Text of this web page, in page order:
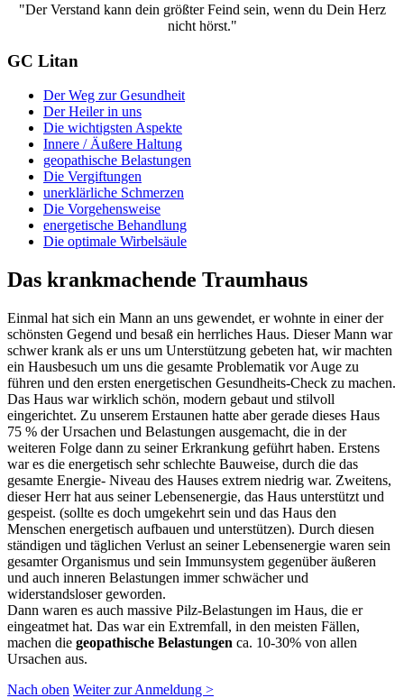
"Der Verstand kann dein größter Feind sein, wenn du Dein Herz
nicht hörst."
GC Litan
Der Weg zur Gesundheit
Der Heiler in uns
Die wichtigsten Aspekte
Innere / Äußere Haltung
geopathische Belastungen
Die Vergiftungen
unerklärliche Schmerzen
Die Vorgehensweise
energetische Behandlung
Die optimale Wirbelsäule
Das krankmachende Traumhaus
Einmal hat sich ein Mann an uns gewendet, er wohnte in einer der
schönsten Gegend und besaß ein herrliches Haus. Dieser Mann war
schwer krank als er uns um Unterstützung gebeten hat, wir machten
ein Hausbesuch um uns die gesamte Problematik vor Auge zu
führen und den ersten energetischen Gesundheits-Check zu machen.
Das Haus war wirklich schön, modern gebaut und stilvoll
eingerichtet. Zu unserem Erstaunen hatte aber gerade dieses Haus
75 % der Ursachen und Belastungen ausgemacht, die in der
weiteren Folge dann zu seiner Erkrankung geführt haben. Erstens
war es die energetisch sehr schlechte Bauweise, durch die das
gesamte Energie- Niveau des Hauses extrem niedrig war. Zweitens,
dieser Herr hat aus seiner Lebensenergie, das Haus unterstützt und
gespeist. (sollte es doch umgekehrt sein und das Haus den
Menschen energetisch aufbauen und unterstützen). Durch diesen
ständigen und täglichen Verlust an seiner Lebensenergie waren sein
gesamter Organismus und sein Immunsystem gegenüber äußeren
und auch inneren Belastungen immer schwächer und
widerstandsloser geworden.
Dann waren es auch massive Pilz-Belastungen im Haus, die er
eingeatmet hat. Das war ein Extremfall, in den meisten Fällen,
machen die geopathische Belastungen ca. 10-30% von allen
Ursachen aus.
Nach oben Weiter zur Anmeldung >